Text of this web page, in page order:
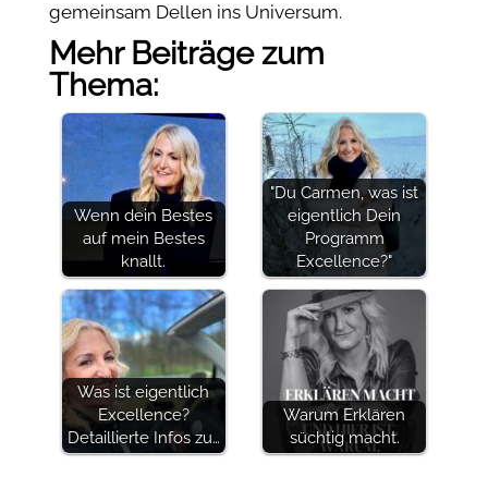
gemeinsam Dellen ins Universum.
Mehr Beiträge zum
Thema:
Wenn dein Bestes
auf mein Bestes
knallt.
"Du Carmen, was ist
eigentlich Dein
Programm
Excellence?"
Was ist eigentlich
Excellence?
Detaillierte Infos zu…
Warum Erklären
süchtig macht.